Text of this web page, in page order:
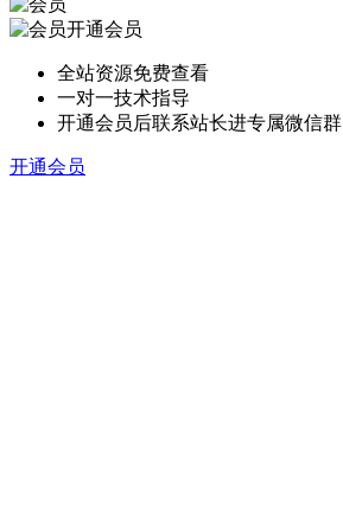
开通会员
全站资源免费查看
一对一技术指导
开通会员后联系站长进专属微信群
开通会员